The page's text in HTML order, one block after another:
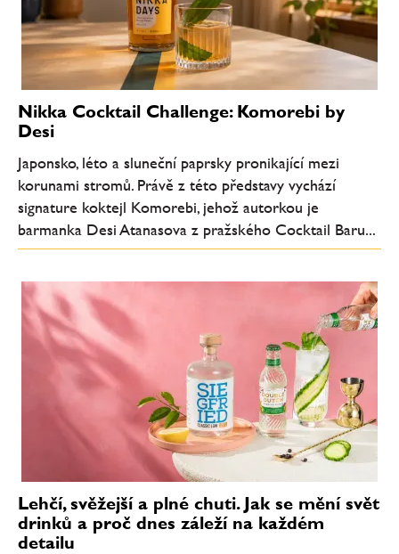
Nikka Cocktail Challenge: Komorebi by
Desi
Japonsko, léto a sluneční paprsky pronikající mezi
korunami stromů. Právě z této představy vychází
signature koktejl Komorebi, jehož autorkou je
barmanka Desi Atanasova z pražského Cocktail Baru...
Lehčí, svěžejší a plné chuti. Jak se mění svět
drinků a proč dnes záleží na každém
detailu